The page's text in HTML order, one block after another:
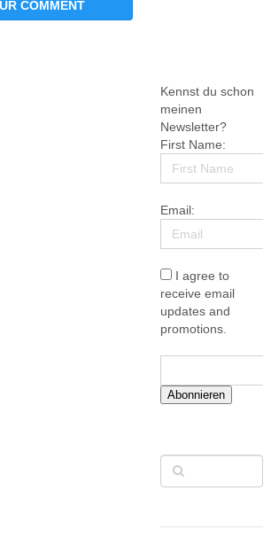
Kennst du schon
meinen
Newsletter?
First Name:
Email:
I agree to
receive email
updates and
promotions.
Abonnieren